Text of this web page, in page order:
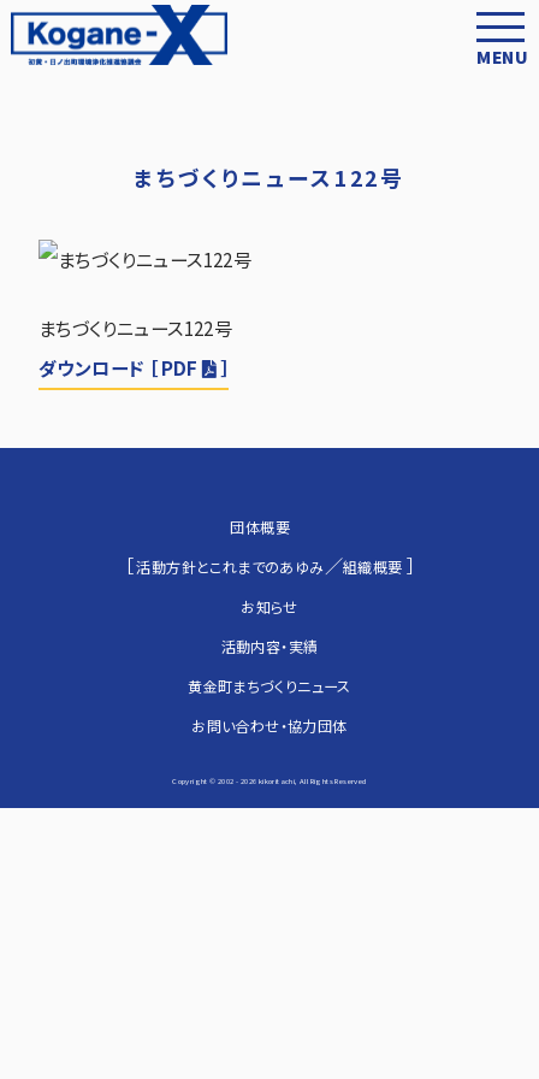
まちづくりニュース122号
まちづくりニュース122号
ダウンロード ［ PDF ］
団体概要
［活動方針とこれまでのあゆみ ／組織概要 ］
お知らせ
活動内容・実績
黄金町まちづくりニュース
お問い合わせ・協力団体
Copyright © 2002 - 2026 kikoritachi, All Rights Reserved
MENU